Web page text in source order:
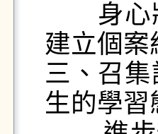
建立個
三、召
生的學